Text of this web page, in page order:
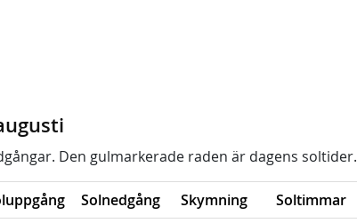
Den gulmarkerade raden är dagens soltider.
Solnedgång Skymning
Soltimmar